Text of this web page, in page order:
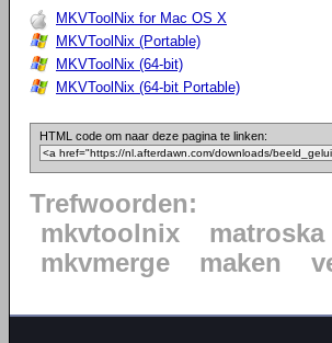
MKVToolNix for Mac OS X
MKVToolNix (Portable)
MKVToolNix (64-bit)
MKVToolNix (64-bit Portable)
HTML code om naar deze pagina te linken:
Trefwoorden:
mkvtoolnix
matroska
mkvmerge
maken